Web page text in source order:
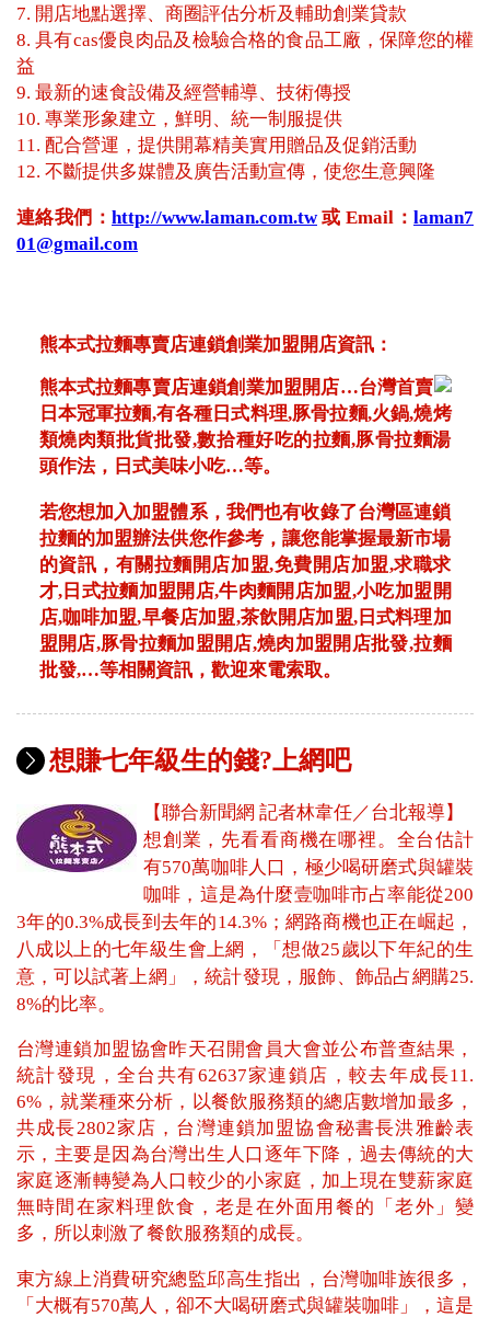
7. 開店地點選擇、商圈評估分析及輔助創業貸款
8. 具有cas優良肉品及檢驗合格的食品工廠，保障您的權
益
9. 最新的速食設備及經營輔導、技術傳授
10. 專業形象建立，鮮明、統一制服提供
11. 配合營運，提供開幕精美實用贈品及促銷活動
12. 不斷提供多媒體及廣告活動宣傳，使您生意興隆
連絡我們： http://www.laman.com.tw或 Email： laman7
01@gmail.com
熊本式拉麵專賣店連鎖創業加盟開店資訊：
熊本式拉麵專賣店連鎖創業加盟開店…台灣首賣
日本冠軍拉麵,有各種日式料理,豚骨拉麵,火鍋,燒烤
類燒肉類批貨批發,數拾種好吃的拉麵,豚骨拉麵湯
頭作法，日式美味小吃…等。
若您想加入加盟體系，我們也有收錄了台灣區連鎖
拉麵的加盟辦法供您作參考，讓您能掌握最新市場
的資訊，有關拉麵開店加盟,免費開店加盟,求職求
才,日式拉麵加盟開店,牛肉麵開店加盟,小吃加盟開
店,咖啡加盟,早餐店加盟,茶飲開店加盟,日式料理加
盟開店,豚骨拉麵加盟開店,燒肉加盟開店批發,拉麵
批發,…等相關資訊，歡迎來電索取。
想賺七年級生的錢?上網吧
【聯合新聞網 記者林韋任／台北報導】
想創業，先看看商機在哪裡。全台估計
有570萬咖啡人口，極少喝研磨式與罐裝
咖啡，這是為什麼壹咖啡市占率能從200
3年的0.3%成長到去年的14.3%；網路商機也正在崛起，
八成以上的七年級生會上網，「想做25歲以下年紀的生
意，可以試著上網」，統計發現，服飾、飾品占網購25.
8%的比率。
台灣連鎖加盟協會昨天召開會員大會並公布普查結果，
統計發現，全台共有62637家連鎖店，較去年成長11.
6%，就業種來分析，以餐飲服務類的總店數增加最多，
共成長2802家店，台灣連鎖加盟協會秘書長洪雅齡表
示，主要是因為台灣出生人口逐年下降，過去傳統的大
家庭逐漸轉變為人口較少的小家庭，加上現在雙薪家庭
無時間在家料理飲食，老是在外面用餐的「老外」變
多，所以刺激了餐飲服務類的成長。
東方線上消費研究總監邱高生指出，台灣咖啡族很多，
「大概有570萬人，卻不大喝研磨式與罐裝咖啡」，這是